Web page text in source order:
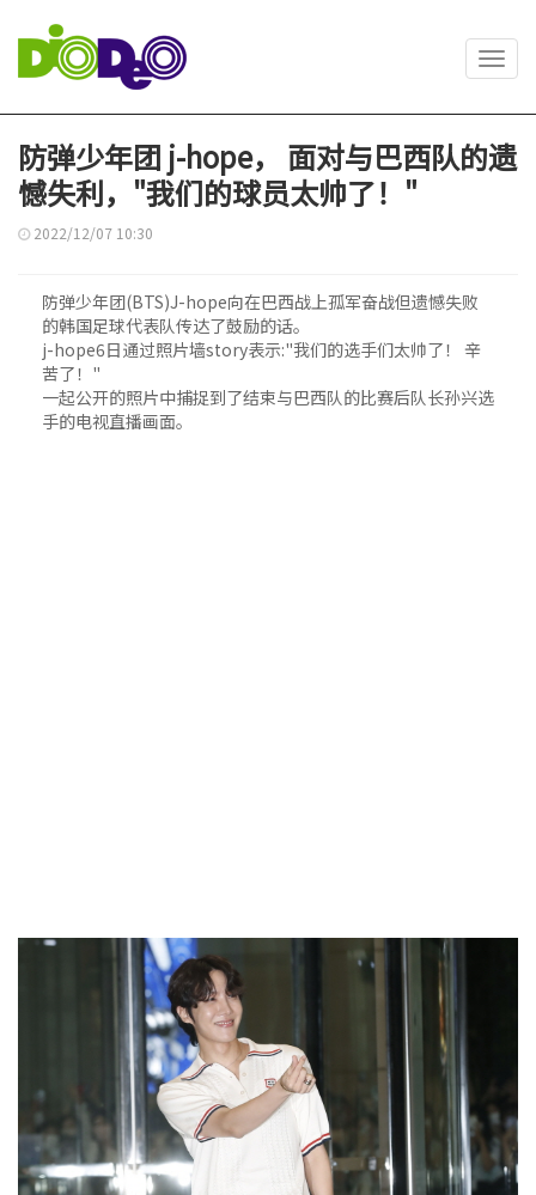
防弹少年团 j-hope， 面对与巴西队的遗
憾失利，"我们的球员太帅了！"
2022/12/07 10:30
防弹少年团(BTS)J-hope向在巴西战上孤军奋战但遗憾失败
的韩国足球代表队传达了鼓励的话。
j-hope6日通过照片墙story表示:"我们的选手们太帅了！ 辛
苦了！"
一起公开的照片中捕捉到了结束与巴西队的比赛后队长孙兴选
手的电视直播画面。